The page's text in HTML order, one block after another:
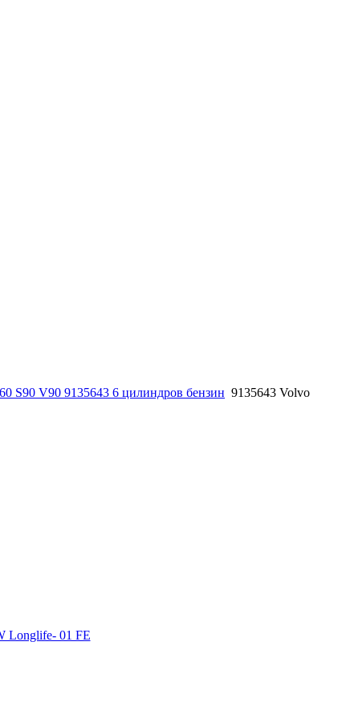
S90 V90 9135643 6 цилиндров бензин 9135643 Volvo